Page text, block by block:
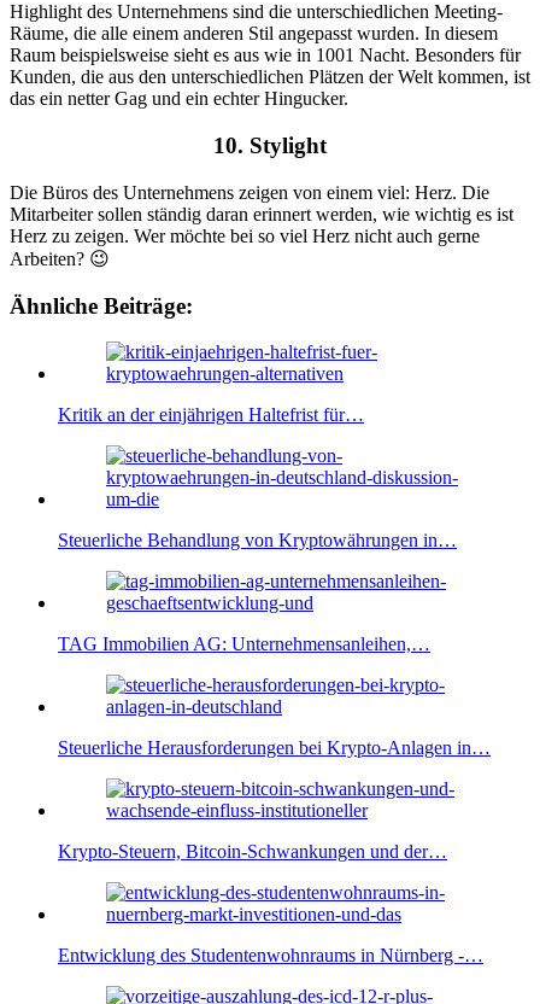
Highlight des Unternehmens sind die unterschiedlichen Meeting-
Räume, die alle einem anderen Stil angepasst wurden. In diesem
Raum beispielsweise sieht es aus wie in 1001 Nacht. Besonders für
Kunden, die aus den unterschiedlichen Plätzen der Welt kommen, ist
das ein netter Gag und ein echter Hingucker.
10. Stylight
Die Büros des Unternehmens zeigen von einem viel: Herz. Die
Mitarbeiter sollen ständig daran erinnert werden, wie wichtig es ist
Herz zu zeigen. Wer möchte bei so viel Herz nicht auch gerne
Arbeiten? 😉
Ähnliche Beiträge:
Kritik an der einjährigen Haltefrist für…
Steuerliche Behandlung von Kryptowährungen in…
TAG Immobilien AG: Unternehmensanleihen,…
Steuerliche Herausforderungen bei Krypto-Anlagen in…
Krypto-Steuern, Bitcoin-Schwankungen und der…
Entwicklung des Studentenwohnraums in Nürnberg -…